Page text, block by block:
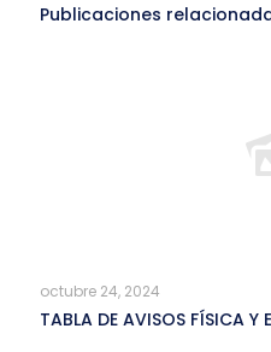
Publicaciones
octubre 24, 2024
TABLA DE AVISOS FÍSICA Y